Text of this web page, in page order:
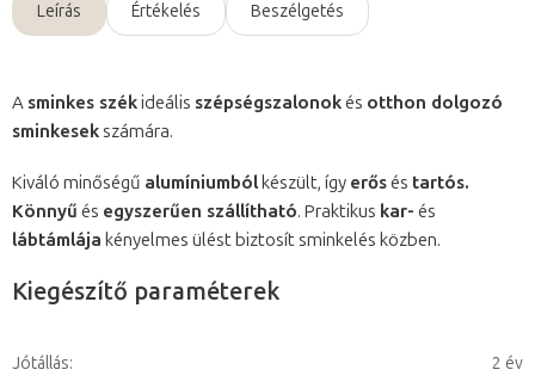
Leírás Értékelés Beszélgetés
A sminkes székideális szépségszalonokés otthon dolgozó
sminkesekszámára.
Kiváló minőségű alumíniumból készült, így erősés tartós.
Könnyű és egyszerűen szállítható. Praktikus kar- és
lábtámlája kényelmes ülést biztosít sminkelés közben.
Kiegészítő paraméterek
Jótállás: 2 év